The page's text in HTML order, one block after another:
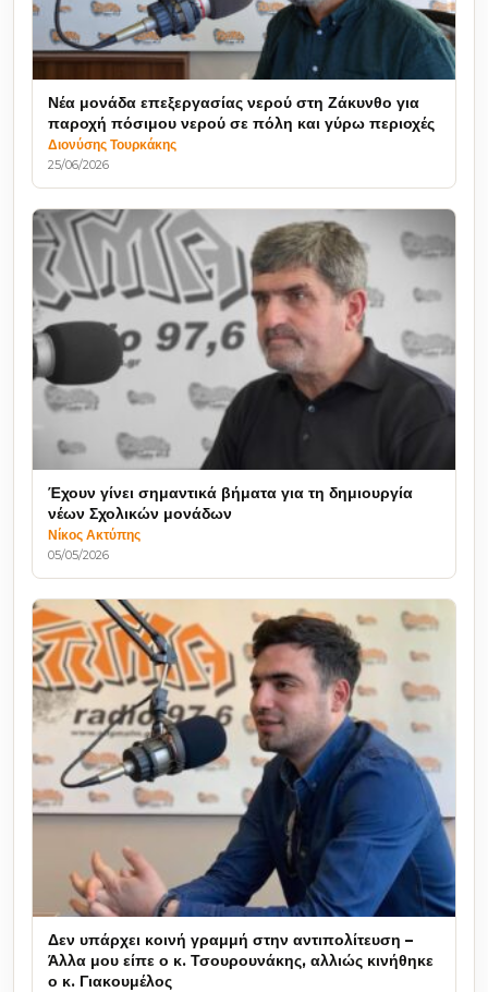
Νέα μονάδα επεξεργασίας νερού στη Ζάκυνθο για
παροχή πόσιμου νερού σε πόλη και γύρω περιοχές
Διονύσης Τουρκάκης
25/06/2026
Έχουν γίνει σημαντικά βήματα για τη δημιουργία
νέων Σχολικών μονάδων
Νίκος Ακτύπης
05/05/2026
Δεν υπάρχει κοινή γραμμή στην αντιπολίτευση –
Άλλα μου είπε ο κ. Τσουρουνάκης, αλλιώς κινήθηκε
ο κ. Γιακουμέλος